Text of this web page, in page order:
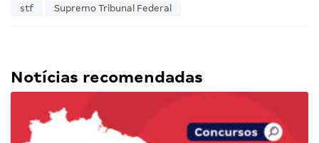
stf Supremo Tribunal Federal
Notícias recomendadas